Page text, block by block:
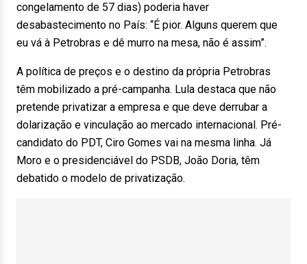
congelamento de 57 dias) poderia haver
desabastecimento no País: “É pior. Alguns querem que
eu vá à Petrobras e dê murro na mesa, não é assim”.
A política de preços e o destino da própria Petrobras
têm mobilizado a pré-campanha. Lula destaca que não
pretende privatizar a empresa e que deve derrubar a
dolarização e vinculação ao mercado internacional. Pré-
candidato do PDT, Ciro Gomes vai na mesma linha. Já
Moro e o presidenciável do PSDB, João Doria, têm
debatido o modelo de privatização.